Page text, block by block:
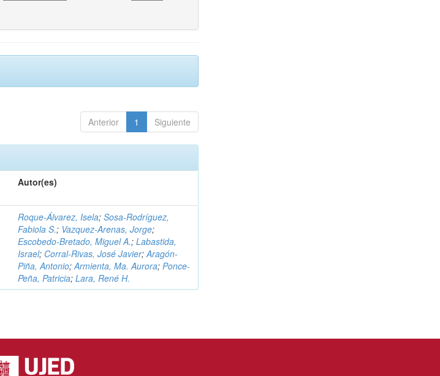
Anterior 1 Siguiente
Autor(es)
Roque-Álvarez, Isela;Sosa-Rodríguez,
Fabiola S.; Vazquez-Arenas, Jorge;
Escobedo-Bretado, Miguel A.;Labastida,
Israel; Corral-Rivas, José Javier;Aragón-
Piña, Antonio;Armienta, Ma. Aurora;Ponce-
Peña, Patricia;Lara, René H.